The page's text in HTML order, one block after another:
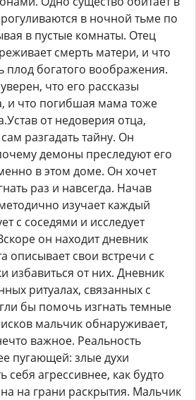
в ночной тьме по
в пустые комнаты. Отец
смерть матери, и что
богатого воображения.
что его рассказы
и что погибшая мама тоже
от недоверия отца,
разгадать тайну. Он
демоны преследуют его
в этом доме. Он хочет
раз и навсегда. Начав
изучает каждый
с соседями и исследует
он находит дневник
описывает свои встречи с
избавиться от них. Дневник
ритуалах, связанных с
бы помочь изгнать темные
мальчик обнаруживает,
важное. Реальность
пугающей: злые духи
себя агрессивнее, как будто
на грани раскрытия. Мальчик